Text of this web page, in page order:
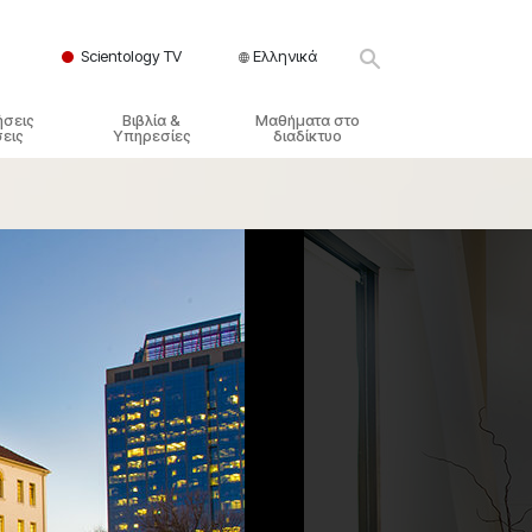
Scientology TV Ελληνικά
Βιβλία &
Υπηρεσίες
Υπηρεσίες
Μαθήματα στο
διαδίκτυο
Λύσεις για ένα Επικίνδυνο
Περιβάλλον
Βοηθήματα για Ασθένειες και
Ατυχήματα
Ακεραιότητα και Τιμιότητα
Γάμος